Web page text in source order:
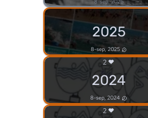
8-sep, 2026
2025
8-sep, 2025
2
2024
8-sep, 2024
2